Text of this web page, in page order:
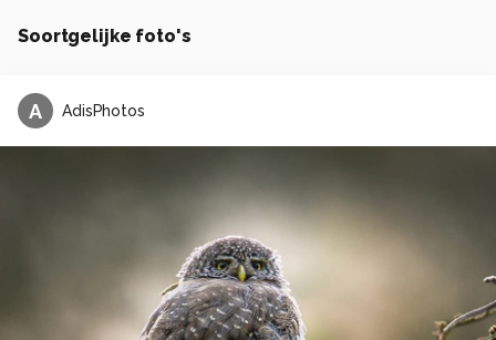
Soortgelijke foto's
A AdisPhotos